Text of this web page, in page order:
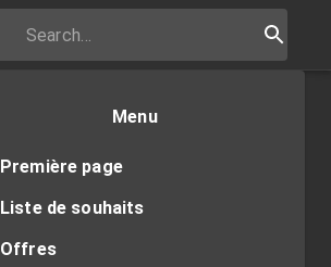
Menu
Première page
Liste de souhaits
Offres